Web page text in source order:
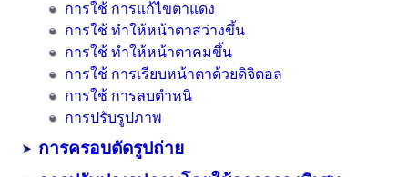
การใช้ การแก้ไขตาแดง
การใช้ ทำให้หน้าตาสว่างขึ้น
การใช้ ทำให้หน้าตาคมขึ้น
การใช้ การเรียบหน้าตาด้วยดิจิตอล
การใช้ การลบตำหนิ
การปรับรูปภาพ
การครอบตัดรูปถ่าย